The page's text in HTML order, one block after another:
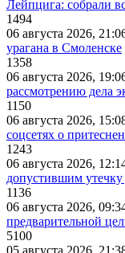
Лейпцига: собрали
1494
06 августа 2026,
урагана в Смоленске
1358
06 августа 2026,
рассмотрению дела
1150
06 августа 2026,
соцсетях о
1243
06 августа 2026,
допустившим
1136
06 августа 2026,
предварительной
5100
05 августа 2026,